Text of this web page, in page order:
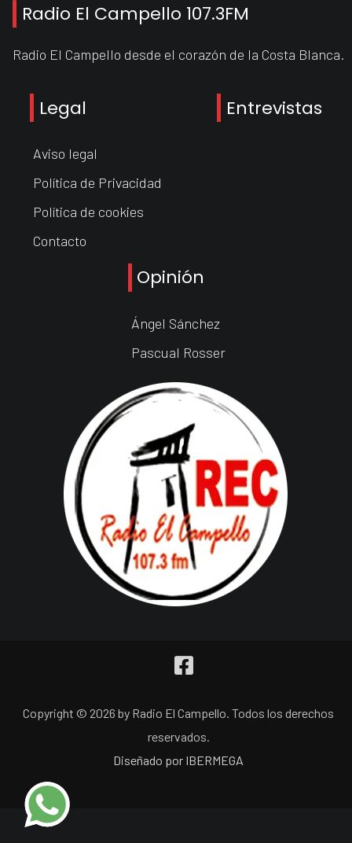
Radio El Campello 107.3FM
Radio El Campello desde el corazón de la Costa Blanca.
Legal
Aviso legal
Política de Privacidad
Política de cookies
Contacto
Entrevistas
Opinión
Ángel Sánchez
Pascual Rosser
Copyright © 2026 by Radio El Campello. Todos los derechos
reservados.
Diseñado por IBERMEGA